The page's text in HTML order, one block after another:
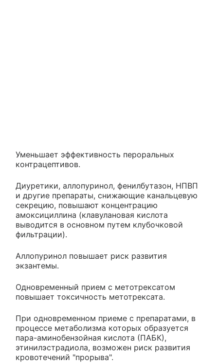
Уменьшает эффективность пероральных
контрацептивов.
Диуретики, аллопуринол, фенилбутазон, НПВП
и другие препараты, снижающие канальцевую
секрецию, повышают концентрацию
амоксициллина (клавулановая кислота
выводится в основном путем клубочковой
фильтрации).
Аллопуринол повышает риск развития
экзантемы.
Одновременный прием с метотрексатом
повышает токсичность метотрексата.
При одновременном приеме с препаратами, в
процессе метаболизма которых образуется
пара-аминобензойная кислота (ПАБК),
этинилэстрадиола, возможен риск развития
кровотечений "прорыва".